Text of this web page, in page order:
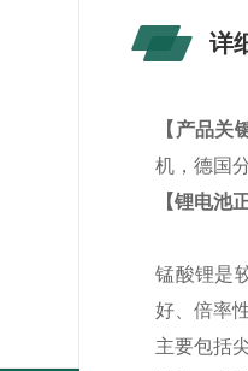
详
【产品关
机，德国
【锂电池
锰酸锂是
好、倍率
主要包括